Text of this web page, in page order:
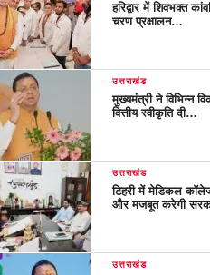
हरिद्वार में शिवभक्त
चरण प्रक्षालन…
उत्तराखंड
मुख्यमंत्री ने विभिन्न
वित्तीय स्वीकृति दी…
उत्तराखंड
टिहरी में मेडिकल
और मजबूत करेगी
उत्तराखंड